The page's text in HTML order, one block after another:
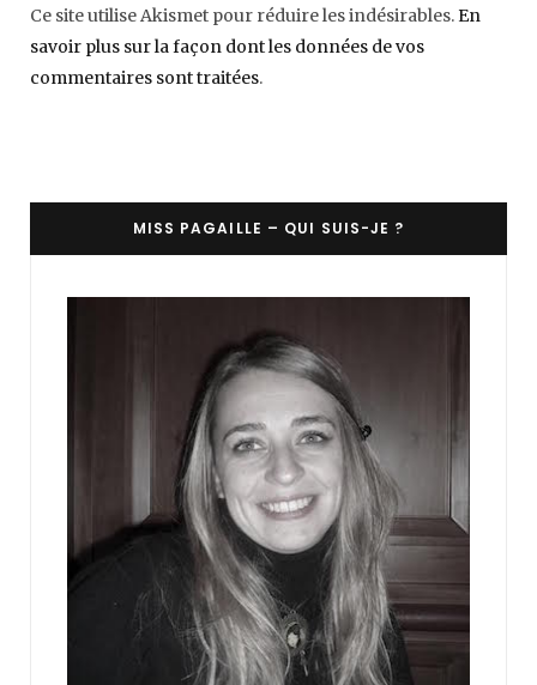
Ce site utilise Akismet pour réduire les indésirables.En
savoir plus sur la façon dont les données de vos
commentaires sont traitées.
MISS PAGAILLE – QUI SUIS-JE ?